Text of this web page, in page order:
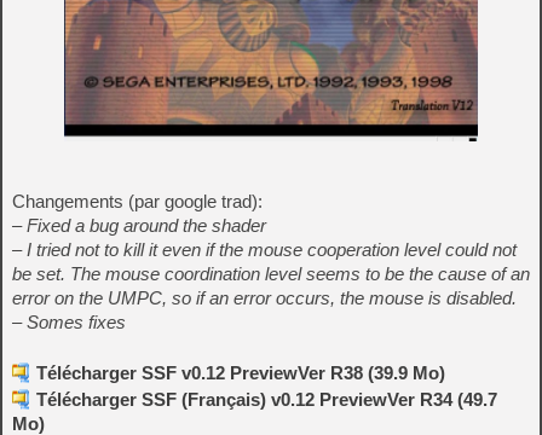
Changements (par google trad):
– Fixed a bug around the shader
– I tried not to kill it even if the mouse cooperation level could not
be set. The mouse coordination level seems to be the cause of an
error on the UMPC, so if an error occurs, the mouse is disabled.
– Somes fixes
Télécharger SSF v0.12 PreviewVer R38 (39.9 Mo)
Télécharger SSF (Français) v0.12 PreviewVer R34 (49.7
Mo)